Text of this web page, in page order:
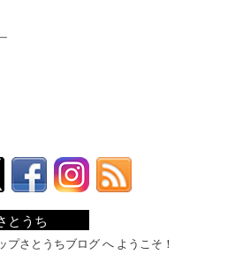
とうち
プさとうちブログ へ ようこそ！